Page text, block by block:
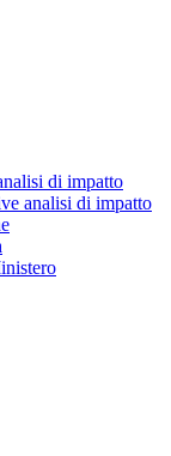
di impatto
analisi di impatto